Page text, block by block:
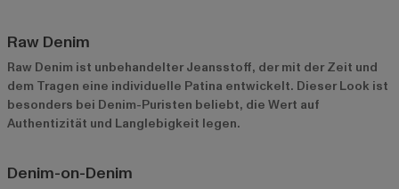
Raw Denim
Raw Denim ist unbehandelter Jeansstoff, der mit der Zeit und
dem Tragen eine individuelle Patina entwickelt. Dieser Look ist
besonders bei Denim-Puristen beliebt, die Wert auf
Authentizität und Langlebigkeit legen.
Denim-on-Denim